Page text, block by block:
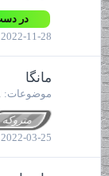
در
2022-11-28
مانگا
موضوعات
متروکه
2022-03-25